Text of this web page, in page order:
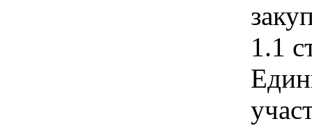
1.1